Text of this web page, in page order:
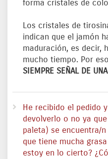
forma cristales de
Los cristales de
indican que el jamón
maduración, es decir,
mucho tiempo. Por
SIEMPRE SEÑAL DE
He recibido el pedido
devolverlo o no ya
paleta) se encuentra/
que tiene mucha
estoy en lo cierto?